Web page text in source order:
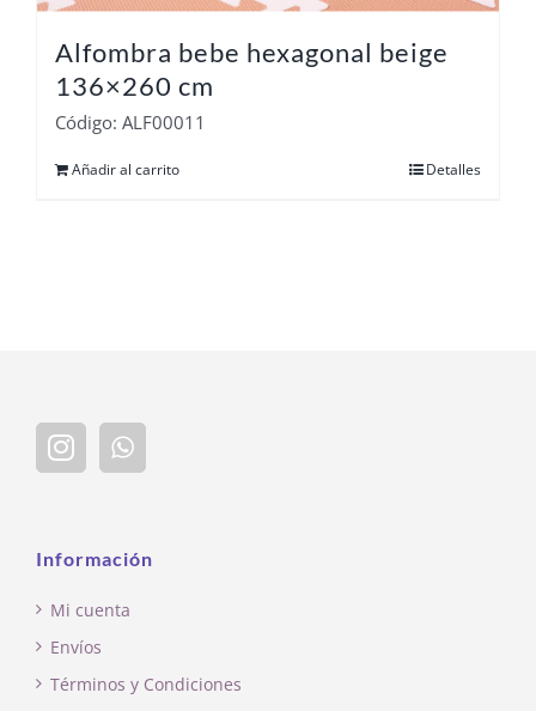
Alfombra bebe hexagonal beige
136×260 cm
Código: ALF00011
Añadir al carrito Detalles
Información
Mi cuenta
Envíos
Términos y Condiciones